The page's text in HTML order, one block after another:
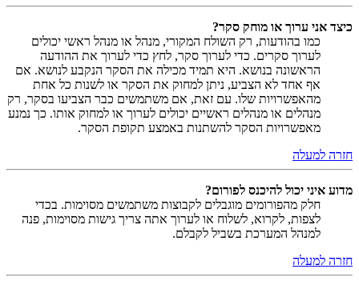
כיצד אני ערוך או מוחק סקר?
כמו בהודעות, רק השולח המקורי, מנהל או מנהל ראשי יכולים
לערוך סקרים. כדי לערוך סקר, לחץ כדי לערוך את ההודעה
הראשונה בנושא. היא תמיד מכילה את הסקר הנקבע לנושא. אם
אף אחד לא הצביע, ניתן למחוק את הסקר או לשנות כל אחת
מהאפשרויות שלו. עם זאת, אם משתמשים כבר הצביעו בסקר, רק
מנהלים או מנהלים ראשיים יכולים לערוך או למחוק אותו. כך נמנע
מאפשרויות הסקר להשתנות באמצע תקופת הסקר.
חזרה למעלה
מדוע איני יכול להיכנס לפורום?
חלק מהפורומים מוגבלים לקבוצות משתמשים מסוימות. בכדי
לצפות, לקרוא, לשלוח או לערוך אתה צריך גישות מסוימות, פנה
למנהל המערכת בשביל לקבלם.
חזרה למעלה